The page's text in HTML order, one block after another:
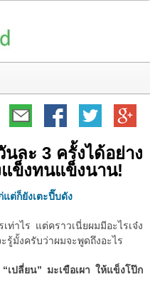
ละ 3 ครั้งได้อย่าง
ข็งทนแข็งนาน!
แต่ก็ยังเตะปี๊บดัง
ท่าไร แต่คราวเนี่ยผมมีอะไรเจ๋ง
รู้มั้งครับว่าผมจะพูดถึงอะไร
เปลี่ยน” มะเขือเผา ให้แข็งโป๊ก